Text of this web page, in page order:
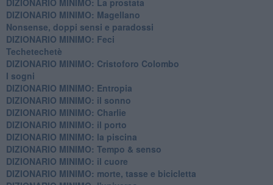
​DIZIONARIO MINIMO: Magellano
Nonsense, doppi sensi e paradossi
DIZIONARIO MINIMO: Feci
Techetechetè
DIZIONARIO MINIMO: Cristoforo Colombo
I sogni
DIZIONARIO MINIMO: Entropia
DIZIONARIO MINIMO: il sonno
DIZIONARIO MINIMO: Charlie
DIZIONARIO MINIMO: il porto
DIZIONARIO MINIMO: la piscina
DIZIONARIO MINIMO: Tempo & senso
DIZIONARIO MINIMO: il cuore
DIZIONARIO MINIMO: morte, tasse e bicicletta